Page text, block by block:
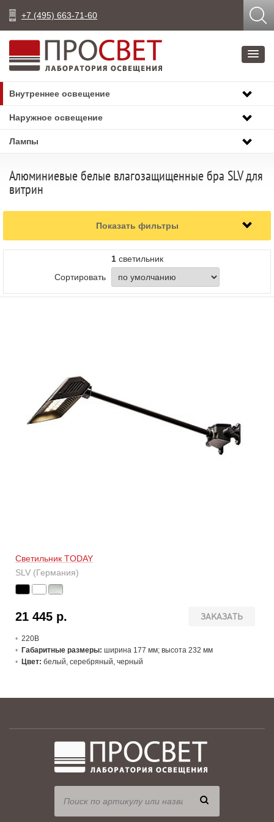
+7 (495) 663-71-60
Внутреннее освещение
Наружное освещение
Лампы
Алюминиевые белые влагозащищенные бра SLV для
витрин
Показать фильтры
1светильник
Сортировать
Светильник TODAY
SLV (Германия)
ЗАКАЗАТЬ
21 445 р.
220В
Габаритные размеры: ширина 177 мм; высота 232 мм
Цвет: белый, серебряный, черный